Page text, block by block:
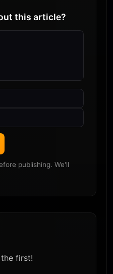
this article?
publishing. We'll
first!